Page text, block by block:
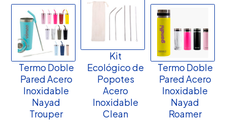
Termo Doble
Pared Acero
Inoxidable
Nayad
Trouper
Kit
Ecológico de
Popotes
Acero
Inoxidable
Clean
Termo Doble
Pared Acero
Inoxidable
Nayad
Roamer